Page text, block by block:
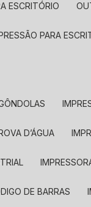
ESCRITÓRIO
PARA
D’ÁGUA
DE BARRAS